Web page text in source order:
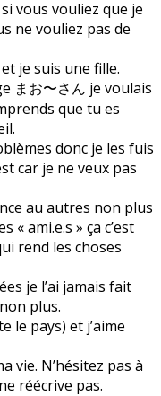
si vous vouliez que je
ne vouliez pas de
je suis une fille.
まお〜さん je voulais
que tu es
donc je les fuis
car je ne veux pas
au autres non plus
« ami.e.s » ça c’est
rend les choses
je l’ai jamais fait
plus.
le pays) et j’aime
vie. N’hésitez pas à
réécrive pas.